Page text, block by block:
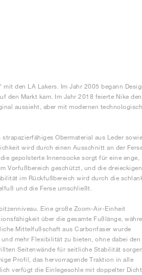
den LA Lakers. Im Jahr 2005 begann
den Markt kam. Im Jahr 2018 feierte Nike den
aussieht, aber mit modernen
Obermaterial aus Leder sowie
wird durch einen Ausschnitt an der
gepolsterte Innensocke sorgt für eine enge,
Vorfußbereich geschützt, und die dreieckigen
im Rückfußbereich wird durch die
und die Ferse umschließt.
Eine große Zoom-Air-Einheit
über die gesamte Fußlänge,
Mittelfußschaft aus Carbonfaser wurde
mehr Flexibilität zu bieten, ohne dabei den
Seitenwände für seitliche Stabilität sorgen.
Profil, das hervorragende Traktion in alle
verfügt die Einlegesohle mit doppelter